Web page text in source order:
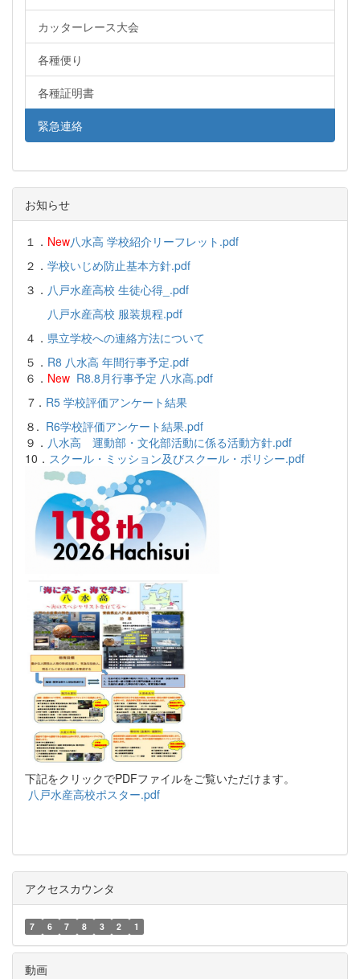
カッターレース大会
各種便り
各種証明書
緊急連絡
お知らせ
１． New八水高 学校紹介リーフレット.pdf
２． 学校いじめ防止基本方針.pdf
３． 八戸水産高校 生徒心得_.pdf
八戸水産高校 服装規程.pdf
４． 県立学校への連絡方法について
５． R8 八水高 年間行事予定.pdf
６． New R8.8月行事予定 八水高.pdf
7． R5 学校評価アンケート結果
８. R6学校評価アンケート結果.pdf
９． 八水高 運動部・文化部活動に係る活動方針.pdf
10． スクール・ミッション及びスクール・ポリシー.pdf
下記をクリックでPDFファイルをご覧いただけます。
八戸水産高校ポスター.pdf
アクセスカウンタ
7 6 7 8 3 2 1
動画